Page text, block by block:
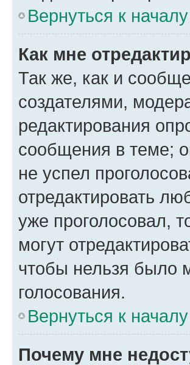
Вернуться к началу
Как мне
Так же, как и
создателями,
редактирования
сообщения в теме;
не успел
отредактировать
уже проголосовал,
могут
чтобы нельзя было
голосования.
Вернуться к началу
Почему мне